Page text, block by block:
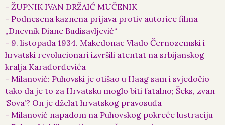
- ŽUPNIK IVAN DRŽAIĆ MUČENIK
- Podnesena kaznena prijava protiv autorice filma
„Dnevnik Diane Budisavljević“
- 9. listopada 1934. Makedonac Vlado Černozemski i
hrvatski revolucionari izvršili atentat na srbijanskog
kralja Karađorđevića
- Milanović: Puhovski je otišao u Haag sam i svjedočio
tako da je to za Hrvatsku moglo biti fatalno; Šeks, zvan
‘Sova’? On je dželat hrvatskog pravosuđa
- Milanović napadom na Puhovskog pokreće lustraciju